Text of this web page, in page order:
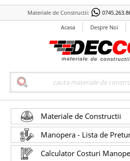
Materiale de Constructii:
Acasa
Despre Noi
Search
Materiale de Constructii
Manopera - Lista de
Calculator Costuri